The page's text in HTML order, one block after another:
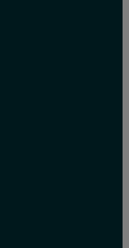
an inflection point